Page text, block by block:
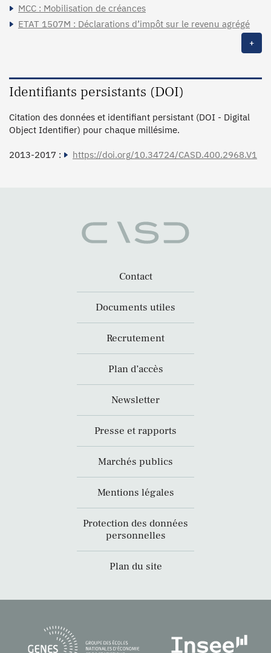
MCC : Mobilisation de créances
ETAT 1507M : Déclarations d’impôt sur le revenu agrégé
+
Identifiants persistants (DOI)
Citation des données et identifiant persistant (DOI - Digital
Object Identifier) pour chaque millésime.
2013-2017 : https://doi.org/10.34724/CASD.400.2968.V1
Contact
Documents utiles
Recrutement
Plan d’accès
Newsletter
Presse et rapports
Marchés publics
Mentions légales
Protection des données
personnelles
Plan du site